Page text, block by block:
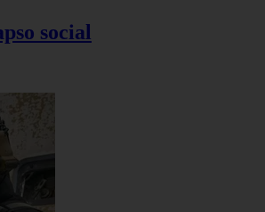
social